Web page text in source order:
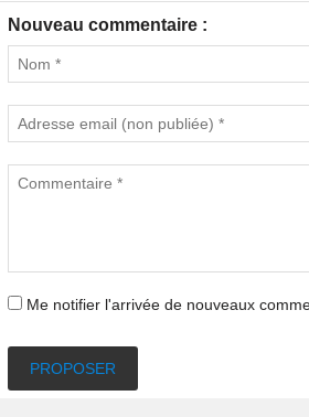
Nouveau commentaire :
Me notifier l'arrivée de nouveaux
PROPOSER